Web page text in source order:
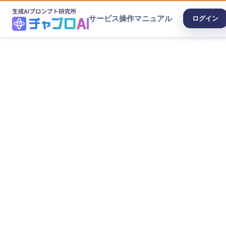
サービス操作マニュアル ログイン